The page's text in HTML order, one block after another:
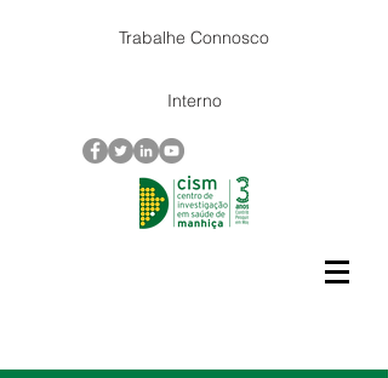
Trabalhe Connosco
Interno